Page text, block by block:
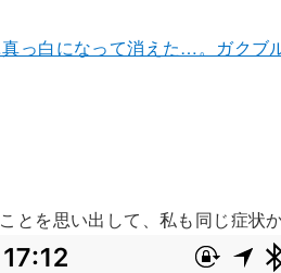
っ白になって消えた…。ガクブ
とを思い出して、私も同じ症状